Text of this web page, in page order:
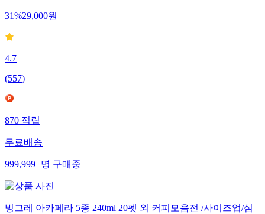
31%29,000원
4.7
(557)
870 적립
무료배송
999,999+명 구매중
빙그레 아카페라 5종 240ml 20펫 외 커피모음전 /사이즈업/심